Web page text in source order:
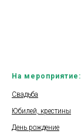
На мероприятие:
Свадьба
Юбилей, крестины
День рождение